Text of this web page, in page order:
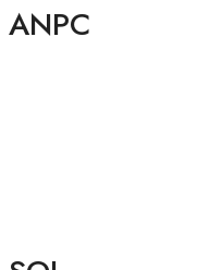
ANPC